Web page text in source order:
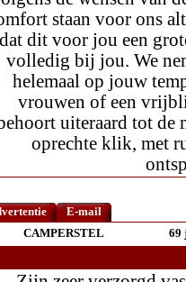
staan voor ons
dat dit voor jou een
volledig bij jou. We
helemaal op jouw
vrouwen of een
uiteraard tot de
oprechte klik, met
E-mail
CAMPERSTEL
69